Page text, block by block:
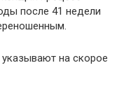
после 41 недели
на скорое